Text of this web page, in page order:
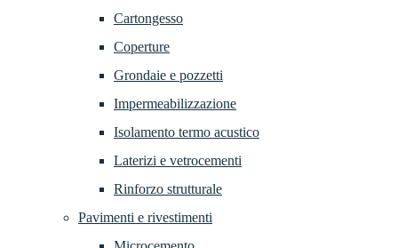
Cartongesso
Coperture
Grondaie e pozzetti
Impermeabilizzazione
Isolamento termo acustico
Laterizi e vetrocementi
Rinforzo strutturale
Pavimenti e rivestimenti